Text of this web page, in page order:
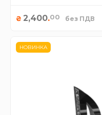
₴ 2,400.00 без ПДВ
НОВИНКА